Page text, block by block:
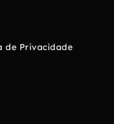
de Privacidade